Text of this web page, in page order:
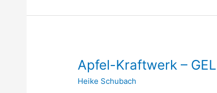
Apfel-Kraftwerk –
Heike Schubach
Apfel-
Kraftwerk
–